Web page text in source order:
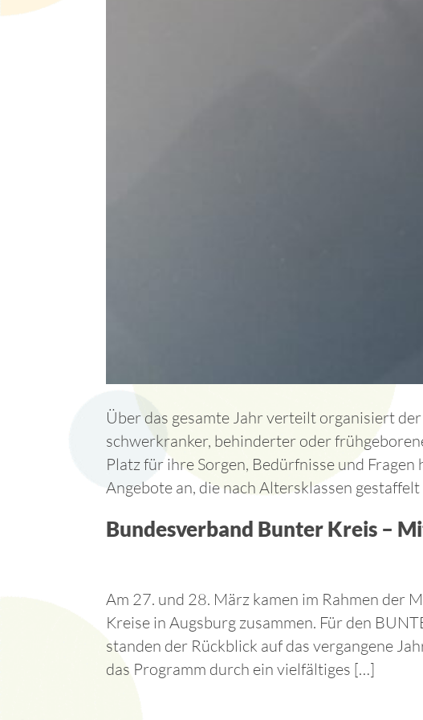
Über das gesamte Jahr verteilt organisiert
schwerkranker, behinderter oder
Platz für ihre Sorgen, Bedürfnisse und
Angebote an, die nach Altersklassen
Bundesverband Bunter Kreis –
Am 27. und 28. März kamen im Rahmen der
Kreise in Augsburg zusammen. Für den
standen der Rückblick auf das vergangene
das Programm durch ein vielfältiges […]